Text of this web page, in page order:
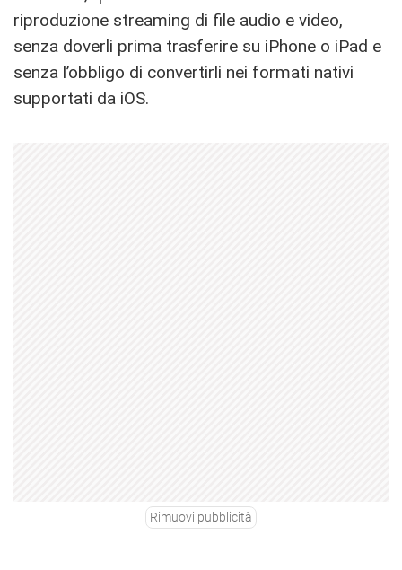
riproduzione streaming di file audio e video,
senza doverli prima trasferire su iPhone o iPad e
senza l’obbligo di convertirli nei formati nativi
supportati da iOS.
Rimuovi pubblicità